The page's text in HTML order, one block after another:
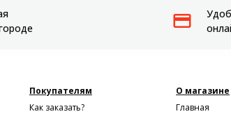
Покупателям
Как заказать?
О магазине
Главная